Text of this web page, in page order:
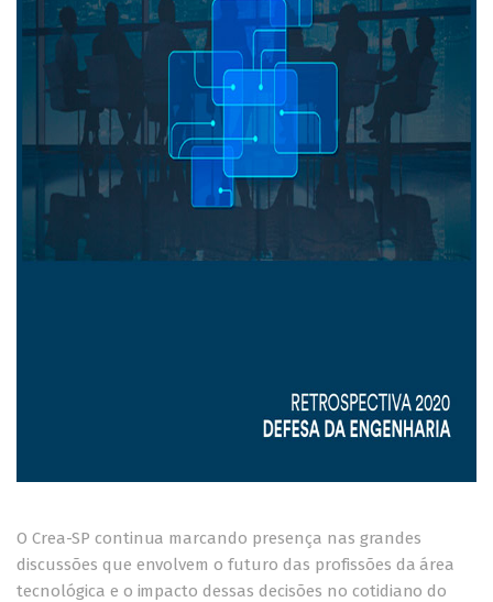
O Crea-SP continua marcando presença nas grandes
discussões que envolvem o futuro das profissões da área
tecnológica e o impacto dessas decisões no cotidiano do